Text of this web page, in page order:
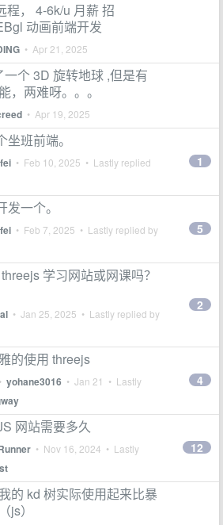
程， 4-6k/u 月薪 招
动画前端开发
• Apr 21, 2025
一个 3D 旋转地球 ,但是有
，两难呀。。。
• Apr 19, 2025
班前端。
• Feb 10, 2025 • Lastly replied
1
一个。
• Feb 7, 2025 • Lastly replied by 5
学习网站或网课吗？
• Jan 25, 2025 • Lastly replied by
2
的使用 threejs
• yohane3016 • Jan 21 • Lastly
4
网站需要多久
• Nov 16, 2024 • Lastly
12
的 kd 树实际使用起来比暴
js）